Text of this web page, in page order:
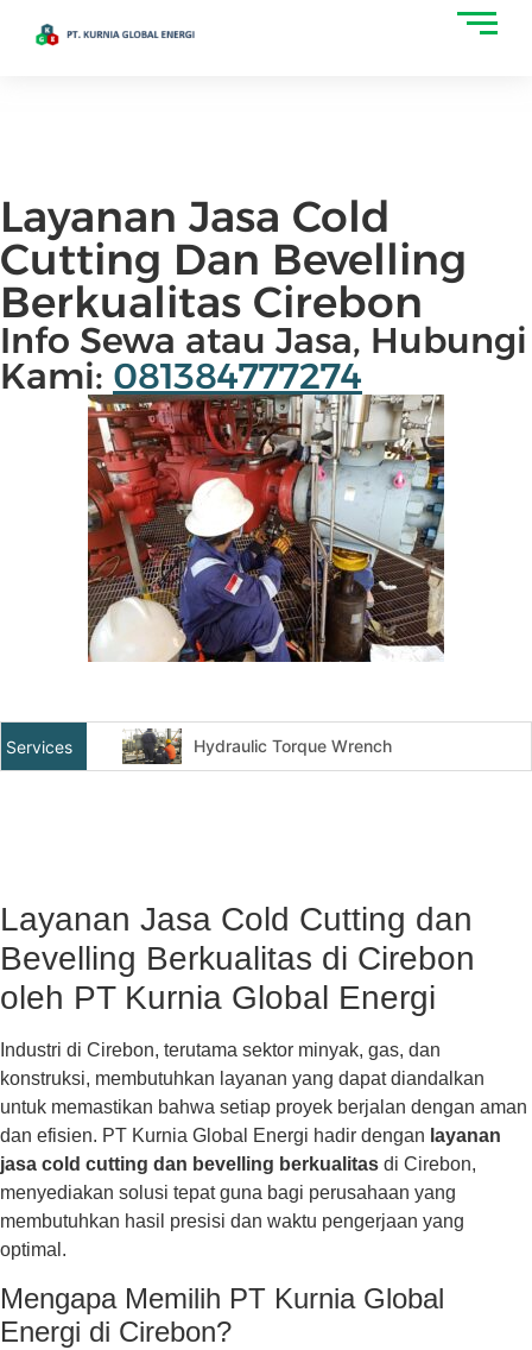
Layanan Jasa Cold
Cutting Dan Bevelling
Berkualitas Cirebon
Info Sewa atau Jasa, Hubungi
Kami: 081384777274
Services
Hydraulic Torque Wrench
Online Leak Sealing
Hydraulic Jacking Dan Rolling
Layanan Jasa Cold Cutting dan
Bevelling Berkualitas di Cirebon
oleh PT Kurnia Global Energi
Industri di Cirebon, terutama sektor minyak, gas, dan
konstruksi, membutuhkan layanan yang dapat diandalkan
untuk memastikan bahwa setiap proyek berjalan dengan aman
dan efisien. PT Kurnia Global Energi hadir dengan layanan
jasa cold cutting dan bevelling berkualitas di Cirebon,
menyediakan solusi tepat guna bagi perusahaan yang
membutuhkan hasil presisi dan waktu pengerjaan yang
optimal.
Mengapa Memilih PT Kurnia Global
Energi di Cirebon?